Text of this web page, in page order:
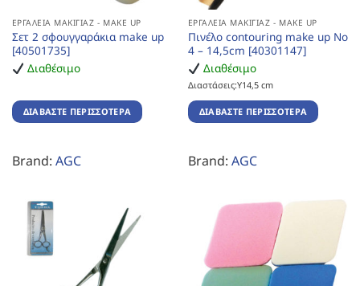
ΕΡΓΑΛΕΊΑ ΜΑΚΙΓΙΆΖ - MAKE UP
Σετ 2 σφουγγαράκια make up
[40501735]
Διαθέσιμο
ΔΙΑΒΆΣΤΕ ΠΕΡΙΣΣΌΤΕΡΑ
Brand: AGC
ΕΡΓΑΛΕΊΑ ΜΑΚΙΓΙΆΖ - MAKE UP
Πινέλο contouring make up No
4 – 14,5cm [40301147]
Διαθέσιμο
Διαστάσεις:Υ14,5 cm
ΔΙΑΒΆΣΤΕ ΠΕΡΙΣΣΌΤΕΡΑ
Brand: AGC